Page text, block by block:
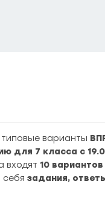
варианты
для 7 класса с
входят 10 вариантов
себя задания,